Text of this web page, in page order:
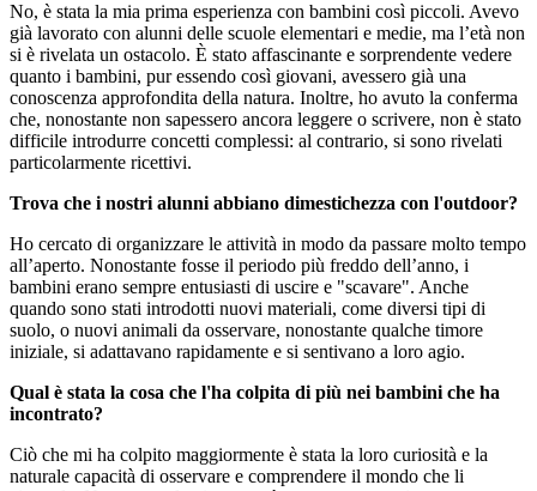
No, è stata la mia prima esperienza con bambini così piccoli. Avevo
già lavorato con alunni delle scuole elementari e medie, ma l’età non
si è rivelata un ostacolo. È stato affascinante e sorprendente vedere
quanto i bambini, pur essendo così giovani, avessero già una
conoscenza approfondita della natura. Inoltre, ho avuto la conferma
che, nonostante non sapessero ancora leggere o scrivere, non è stato
difficile introdurre concetti complessi: al contrario, si sono rivelati
particolarmente ricettivi.
Trova che i nostri alunni abbiano dimestichezza con l'outdoor?
Ho cercato di organizzare le attività in modo da passare molto tempo
all’aperto. Nonostante fosse il periodo più freddo dell’anno, i
bambini erano sempre entusiasti di uscire e "scavare". Anche
quando sono stati introdotti nuovi materiali, come diversi tipi di
suolo, o nuovi animali da osservare, nonostante qualche timore
iniziale, si adattavano rapidamente e si sentivano a loro agio.
Qual è stata la cosa che l'ha colpita di più nei bambini che ha
incontrato?
Ciò che mi ha colpito maggiormente è stata la loro curiosità e la
naturale capacità di osservare e comprendere il mondo che li